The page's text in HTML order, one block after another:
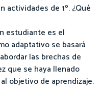
actividades de 1º. ¿Qué
estudiante es el
adaptativo se basará
las brechas de
que se haya llenado
objetivo de aprendizaje.